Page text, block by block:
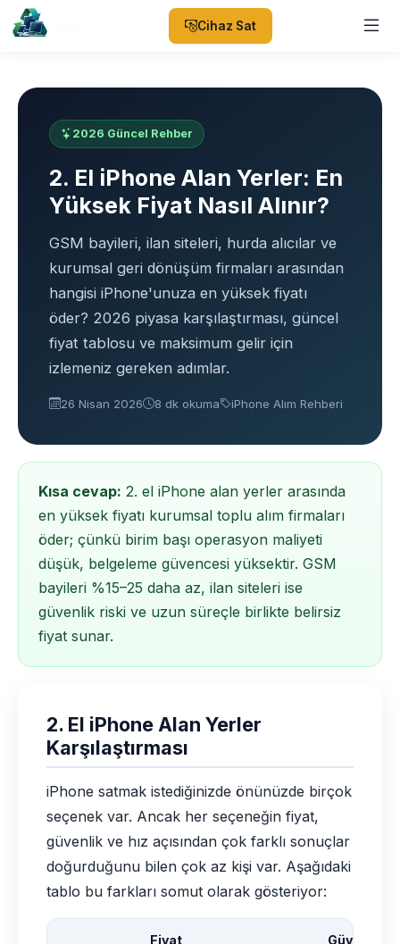
Cihaz Sat
2026 Güncel Rehber
2. El iPhone Alan Yerler: En
Yüksek Fiyat Nasıl Alınır?
GSM bayileri, ilan siteleri, hurda alıcılar ve
kurumsal geri dönüşüm firmaları arasından
hangisi iPhone'unuza en yüksek fiyatı
öder? 2026 piyasa karşılaştırması, güncel
fiyat tablosu ve maksimum gelir için
izlemeniz gereken adımlar.
26 Nisan 2026 8 dk okuma iPhone Alım Rehberi
Kısa cevap: 2. el iPhone alan yerler arasında
en yüksek fiyatı kurumsal toplu alım firmaları
öder; çünkü birim başı operasyon maliyeti
düşük, belgeleme güvencesi yüksektir. GSM
bayileri %15–25 daha az, ilan siteleri ise
güvenlik riski ve uzun süreçle birlikte belirsiz
fiyat sunar.
2. El iPhone Alan Yerler
Karşılaştırması
iPhone satmak istediğinizde önünüzde birçok
seçenek var. Ancak her seçeneğin fiyat,
güvenlik ve hız açısından çok farklı sonuçlar
doğurduğunu bilen çok az kişi var. Aşağıdaki
tablo bu farkları somut olarak gösteriyor:
Fiyat
Güvenlik /